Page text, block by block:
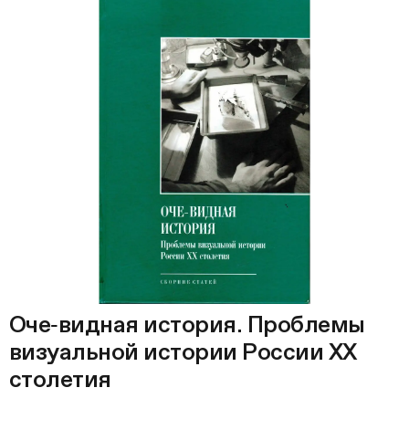
Оче‑видная история. Проблемы
визуальной истории России ХХ
столетия